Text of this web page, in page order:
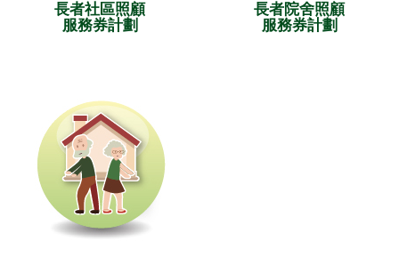
長者社區照顧
服務券計劃
長者院舍照顧
服務券計劃